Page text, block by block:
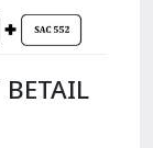
BETAIL